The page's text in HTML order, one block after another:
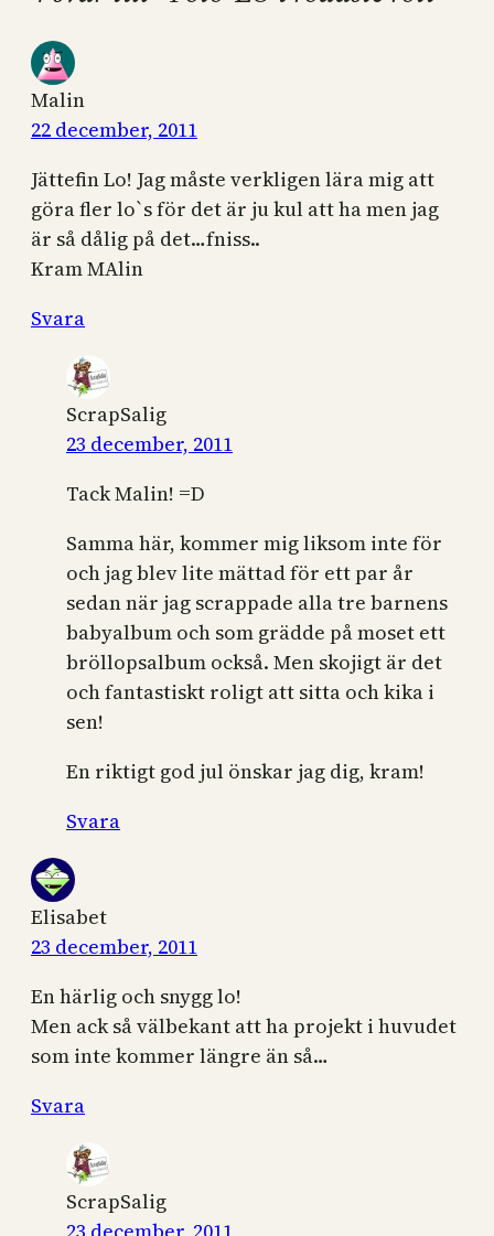
Malin
22 december, 2011
Jättefin Lo! Jag måste verkligen lära mig att
göra fler lo`s för det är ju kul att ha men jag
är så dålig på det…fniss..
Kram MAlin
Svara
ScrapSalig
23 december, 2011
Tack Malin! =D
Samma här, kommer mig liksom inte för
och jag blev lite mättad för ett par år
sedan när jag scrappade alla tre barnens
babyalbum och som grädde på moset ett
bröllopsalbum också. Men skojigt är det
och fantastiskt roligt att sitta och kika i
sen!
En riktigt god jul önskar jag dig, kram!
Svara
Elisabet
23 december, 2011
En härlig och snygg lo!
Men ack så välbekant att ha projekt i huvudet
som inte kommer längre än så…
Svara
ScrapSalig